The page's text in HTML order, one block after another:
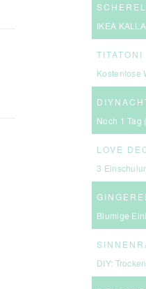
IKEA KALLAX
TITATONI
Kostenlose
Noch 1 Tag
LOVE
3 Einschulungs DIYs mit
Blumige
DIY: